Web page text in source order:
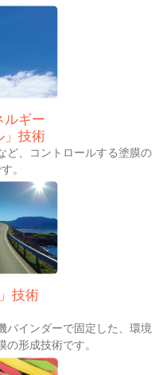
ルギー
」技術
ど、コントロールする塗膜の
。
技術
バインダーで固定した、環境
形成技術です。